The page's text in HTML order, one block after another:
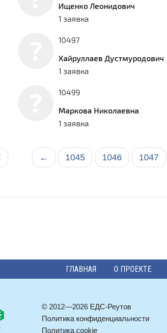
Ищенко Леонидович
1 заявка
10497
Хайруллаев Дустмуродович
1 заявка
10499
Маркова Николаевна
1 заявка
← 1045 1046 1047
ГЛАВНАЯ О ПРОЕКТЕ
© 2012—2026 ЕДС-Реутов
Политика конфиденциальности
Политика cookie